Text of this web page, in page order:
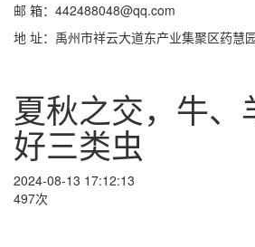
邮 箱：442488048@qq.com
地 址：禹州市祥云大道东产业集聚区药慧
夏秋之交，牛、
好三类虫
2024-08-13 17:12:13
497次